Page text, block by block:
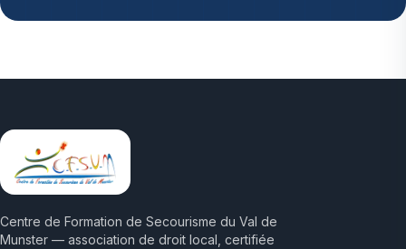
Centre de Formation de Secourisme du Val de
Munster — association de droit local, certifiée